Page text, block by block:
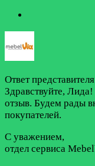
Ответ
Здравствуйте,
отзыв. Будем рады
покупателей.
С уважением,
отдел сервиса